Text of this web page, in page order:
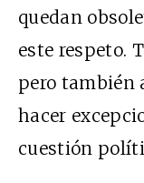
quedan
este respeto.
pero también
hacer
cuestión